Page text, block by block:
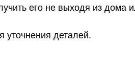
его не выходя из дома
деталей.